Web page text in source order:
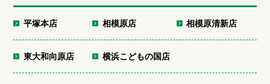
平塚本店 相模原店 相模原清新店
東大和向原店 横浜こどもの国店